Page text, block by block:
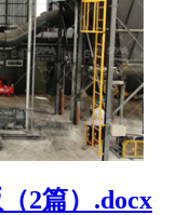
2篇）.docx